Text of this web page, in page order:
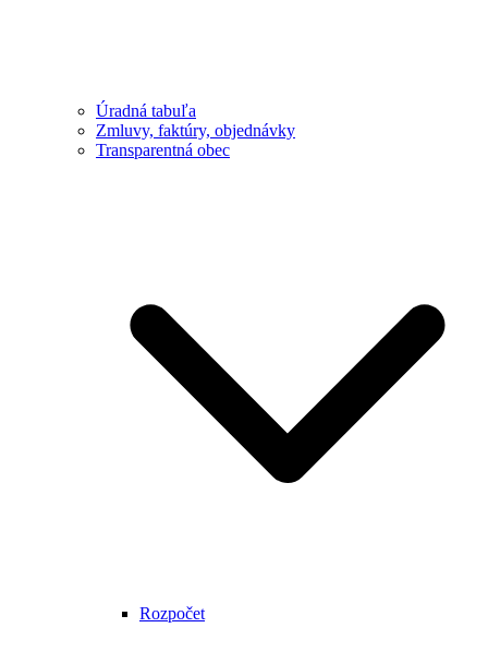
Úradná tabuľa
Zmluvy, faktúry, objednávky
Transparentná obec
Rozpočet